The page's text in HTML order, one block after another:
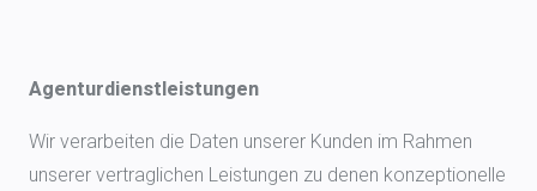
Agenturdienstleistungen
Wir verarbeiten die Daten unserer Kunden im Rahmen
unserer vertraglichen Leistungen zu denen konzeptionelle